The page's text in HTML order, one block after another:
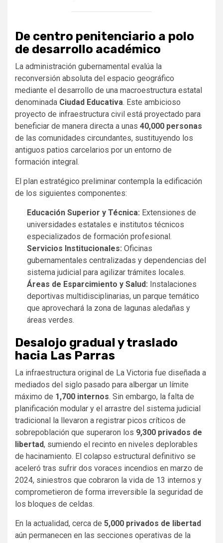
De centro penitenciario a polo
de desarrollo académico
La administración gubernamental evalúa la
reconversión absoluta del espacio geográfico
mediante el desarrollo de una macroestructura estatal
denominada Ciudad Educativa. Este ambicioso
proyecto de infraestructura civil está proyectado para
beneficiar de manera directa a unas 40,000 personas
de las comunidades circundantes, sustituyendo los
antiguos patios carcelarios por un entorno de
formación integral.
El plan estratégico preliminar contempla la edificación
de los siguientes componentes:
Educación Superior y Técnica: Extensiones de
universidades estatales e institutos técnicos
especializados de formación profesional.
Servicios Institucionales: Oficinas
gubernamentales centralizadas y dependencias del
sistema judicial para agilizar trámites locales.
Áreas de Esparcimiento y Salud: Instalaciones
deportivas multidisciplinarias, un parque temático
que aprovechará la zona de lagunas aledañas y
áreas verdes.
Desalojo gradual y traslado
hacia Las Parras
La infraestructura original de La Victoria fue diseñada a
mediados del siglo pasado para albergar un límite
máximo de 1,700 internos. Sin embargo, la falta de
planificación modular y el arrastre del sistema judicial
tradicional la llevaron a registrar picos críticos de
sobrepoblación que superaron los 9,300 privados de
libertad, sumiendo el recinto en niveles deplorables
de hacinamiento. El colapso estructural definitivo se
aceleró tras sufrir dos voraces incendios en marzo de
2024, siniestros que cobraron la vida de 13 internos y
comprometieron de forma irreversible la seguridad de
los bloques de celdas.
En la actualidad, cerca de 5,000 privados de libertad
aún permanecen en las secciones operativas de la